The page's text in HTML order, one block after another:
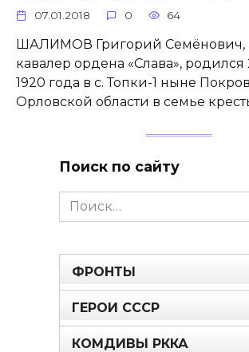
07.01.2018 0 64
ШАЛИМОВ Григорий Семёнович,
кавалер ордена «Слава», родился
1920 года в с. Топки-1 ныне
Орловской области в семье
Поиск по сайту
Search
for:
ФРОНТЫ
ГЕРОИ СССР
КОМДИВЫ РККА